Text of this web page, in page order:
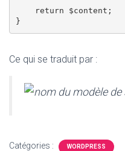
Ce qui se traduit par :
Catégories : WORDPRESS